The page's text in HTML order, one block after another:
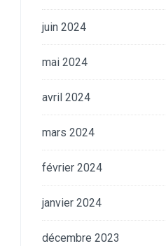
juin 2024
mai 2024
avril 2024
mars 2024
février 2024
janvier 2024
décembre 2023